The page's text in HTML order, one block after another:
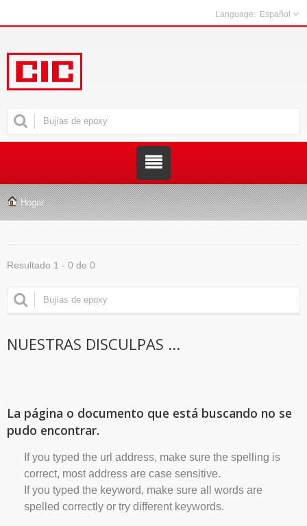
Español
Hogar
Resultado 1 - 0 de 0
NUESTRAS DISCULPAS ...
La página o documento que está buscando no se
pudo encontrar.
If you typed the url address, make sure the spelling is
correct, most address are case sensitive.
If you typed the keyword, make sure all words are
spelled correctly or try different keywords.